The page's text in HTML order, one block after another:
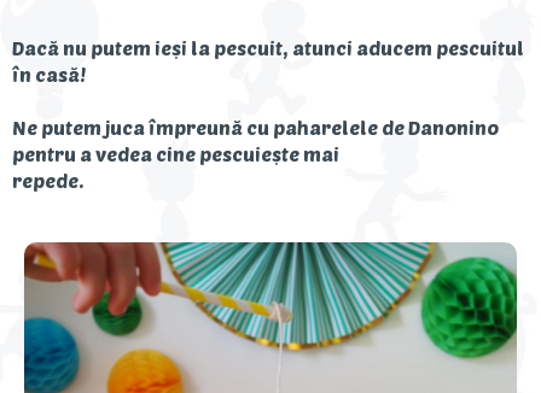
Dacă nu putem ieși la pescuit, atunci aducem pescuitul
în casă!
Ne putem juca împreună cu paharelele de Danonino
pentru a vedea cine pescuiește mai
repede.